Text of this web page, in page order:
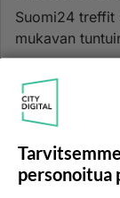
Suomi24 treffit
mukavan
Joensuusta j...
30.11.2017 12:08
Badoo -
Tein profiilin ja
personoitua